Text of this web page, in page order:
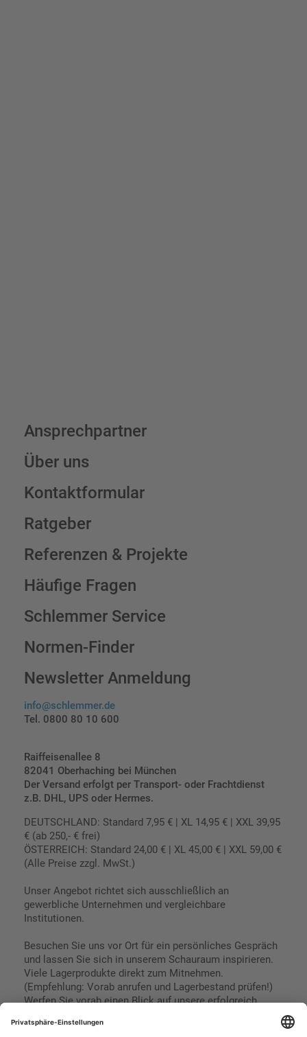
Ansprechpartner
Über uns
Kontaktformular
Ratgeber
Referenzen & Projekte
Häufige Fragen
Schlemmer Service
Normen-Finder
Newsletter Anmeldung
info@schlemmer.de
Tel. 0800 80 10 600
Raiffeisenallee 8
82041 Oberhaching bei München
Der Versand erfolgt per Transport- oder Frachtdienst
z.B. DHL, UPS oder Hermes.
DEUTSCHLAND: Standard 7,95 € | XL 14,95 € | XXL 39,95
€ (ab 250,- € frei)
ÖSTERREICH: Standard 24,00 € | XL 45,00 € | XXL 59,00 €
(Alle Preise zzgl. MwSt.)
Unser Angebot richtet sich ausschließlich an
gewerbliche Unternehmen und vergleichbare
Institutionen.
Besuchen Sie uns vor Ort für ein persönliches Gespräch
und lassen Sie sich in unserem Schauraum inspirieren.
Viele Lagerprodukte direkt zum Mitnehmen.
(Empfehlung: Vorab anrufen und Lagerbestand prüfen!)
Werfen Sie vorab einen Blick auf unsere erfolgreich